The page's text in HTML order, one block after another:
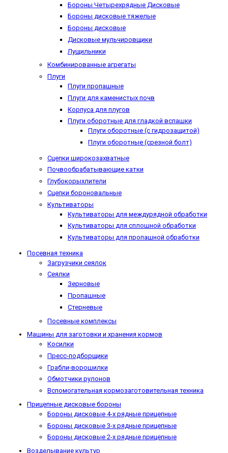
Бороны Четырехрядные Дисковые
Бороны дисковые тяжелые
Бороны дисковые
Дисковые мульчировщики
Лущильники
Комбинированные агрегаты
Плуги
Плуги пропашные
Плуги для каменистых почв
Корпуса для плугов
Плуги оборотные для гладкой вспашки
Плуги оборотные (с гидрозащитой)
Плуги оборотные (срезной болт)
Сцепки широкозахватные
Почвообрабатывающие катки
Глубокорыхлители
Сцепки бороновальные
Культиваторы
Культиваторы для междурядной обработки
Культиваторы для сплошной обработки
Культиваторы для пропашной обработки
Посевная техника
Загрузчики сеялок
Сеялки
Зерновые
Пропашные
Стерневые
Посевные комплексы
Машины для заготовки и хранения кормов
Косилки
Пресс-подборщики
Грабли-ворошилки
Обмотчики рулонов
Вспомогательная кормозаготовительная техника
Прицепные дисковые бороны
Бороны дисковые 4-х рядные прицепные
Бороны дисковые 3-х рядные прицепные
Бороны дисковые 2-х рядные прицепные
Возделывание культур